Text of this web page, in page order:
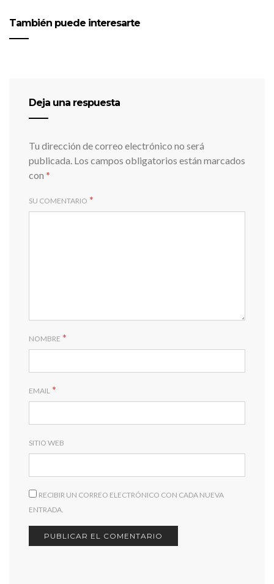
También puede interesarte
Deja una respuesta
Tu dirección de correo electrónico no será
publicada. Los campos obligatorios están marcados
con *
SU COMENTARIO *
NOMBRE *
EMAIL *
SITIO WEB
RECIBIR UN CORREO ELECTRÓNICO CON CADA NUEVA
ENTRADA.